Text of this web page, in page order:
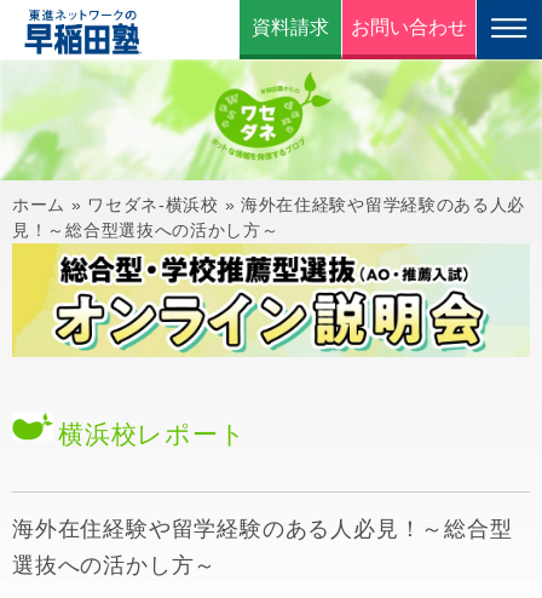
資料請求 お問い合わせ
ホーム » ワセダネ-横浜校 » 海外在住経験や留学経験のある人必
見！～総合型選抜への活かし方～
横浜校レポート
海外在住経験や留学経験のある人必見！～総合型
選抜への活かし方～